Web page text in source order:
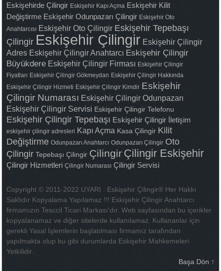
Eskişehirde Çilingir Eskişehir Kapı Açma Eskişehir Kilit
Değiştirme Eskişehir Odunpazarı Çilingir Eskişehir Oto
Anahtarcısı Eskişehir Oto Çilingir Eskişehir Tepebaşı
Çilingir Eskişehir Çilingir Eskişehir Çilingir
Adres Eskişehir Çilingir Anahtarcı Eskişehir Çilingir
Büyükdere Eskişehir Çilingir Firması Eskişehir Çilingir
Fiyatları Eskişehir Çilingir Gökmeydan Eskişehir Çilingir Hakkında
Eskişehir Çilingir Hizmeti Eskişehir Çilingir Kimdir Eskişehir
Çilingir Numarası Eskişehir Çilingir Odunpazarı
Eskişehir Çilingir Servisi Eskişehir Çilingir Telefonu
Eskişehir Çilingir Tepebaşı Eskişehir Çilingir İletişim
eskişehir çilingir adresleri Kapı Açma Kasa Çilingir Kilit
Değiştirme Odunpazarı Anahtarcı Odunpazarı Çilingir Oto
Çilingir Tepebaşı Çilingir Çilingir Çilingir Eskişehir
Çilingir Hizmetleri Çilingir Numarası Çilingir Servisi
Copyright © 2011-2022 UYARI : Eskişehir Çilingir® Her Hakkı
Saklıdır Kopyalama Yapılamaz !!! Eskişehir Çilingir Anahtarcı
firmamızın Tesccil Ticari Markası'dır. Web sayfasından bu içerikler
kopyalanamaz ve diğer sitelerde kullanılamaz. Kullananlar için
gerekli Yasal İşlemlerin başlatılması firmamız tarafından
yapılmakta olup bu gibi durumlarda Eskişehir Mahkemeleri
Yetkilidir.
Başa Dön ↑